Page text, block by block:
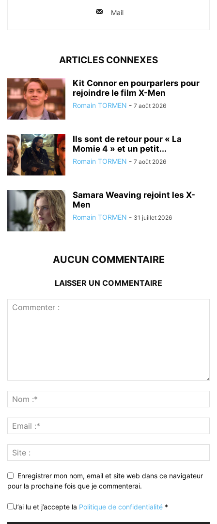
Mail
ARTICLES CONNEXES
Kit Connor en pourparlers pour
rejoindre le film X-Men
Romain TORMEN - 7 août 2026
Ils sont de retour pour « La
Momie 4 » et un petit...
Romain TORMEN - 7 août 2026
Samara Weaving rejoint les X-
Men
Romain TORMEN - 31 juillet 2026
AUCUN COMMENTAIRE
LAISSER UN COMMENTAIRE
Enregistrer mon nom, email et site web dans ce navigateur
pour la prochaine fois que je commenterai.
J’ai lu et j’accepte la Politique de confidentialité *